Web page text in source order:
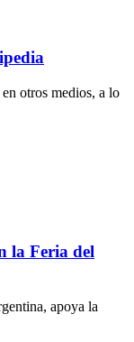
otros medios, a lo
la Feria del
apoya la